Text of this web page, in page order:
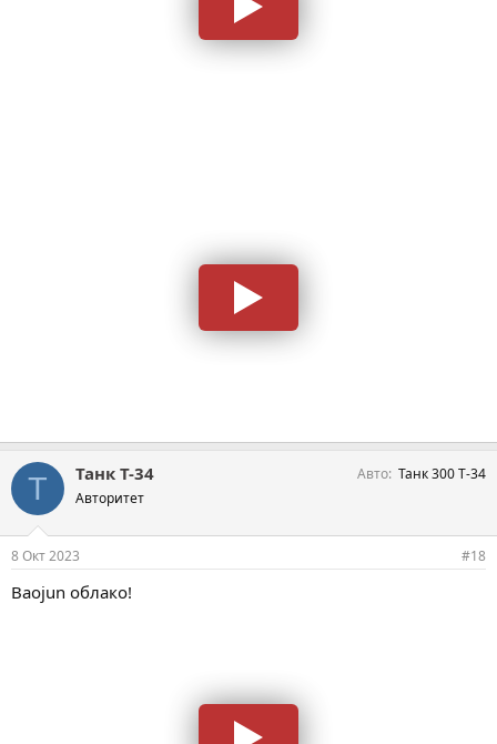
Т Танк Т-34
Авторитет
Авто Танк 300 Т-34
8 Окт 2023 #18
Baojun облако!